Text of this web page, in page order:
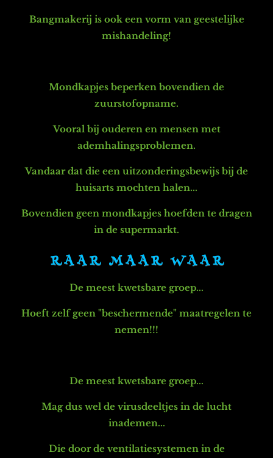
Bangmakerij is ook een vorm van geestelijke
mishandeling!
Mondkapjes beperken bovendien de
zuurstofopname.
Vooral bij ouderen en mensen met
ademhalingsproblemen.
Vandaar dat die een uitzonderingsbewijs bij de
huisarts mochten halen...
Bovendien geen mondkapjes hoefden te dragen
in de supermarkt.
R A A R M A A R W A A R
De meest kwetsbare groep...
Hoeft zelf geen "beschermende" maatregelen te
nemen!!!
De meest kwetsbare groep...
Mag dus wel de virusdeeltjes in de lucht
inademen...
Die door de ventilatiesystemen in de